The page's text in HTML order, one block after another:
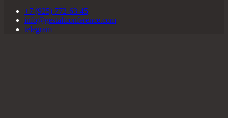
+7 (925) 772-63-45
info@gestaltconference.com
telegram